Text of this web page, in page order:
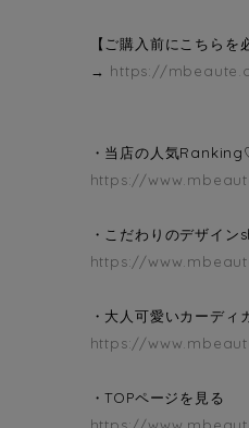
【ご購入前にこちらを
→ https://
・当店の人気
https://
・こだわりのデザイン
https://
・大人可愛いカーディ
https://
・TOPページを見る